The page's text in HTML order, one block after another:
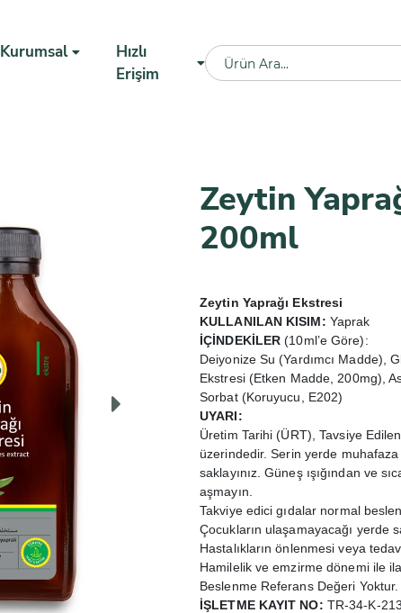
Kurumsal
Hızlı
Erişim
Zeytin
200ml
Zeytin Yaprağı Ekstresi
KULLANILAN KISIM: Yaprak
İÇİNDEKİLER (10ml’e Göre):
Deiyonize Su (Yardımcı Madde),
Ekstresi (Etken Madde, 200mg),
Sorbat (Koruyucu, E202)
UYARI:
Üretim Tarihi (ÜRT), Tavsiye
üzerindedir. Serin yerde muhafaza
saklayınız. Güneş ışığından ve
aşmayın.
Takviye edici gıdalar normal
Çocukların ulaşamayacağı yerde
Hastalıkların önlenmesi veya
Hamilelik ve emzirme dönemi ile
Beslenme Referans Değeri Yoktur.
İŞLETME KAYIT NO: TR-34-K-